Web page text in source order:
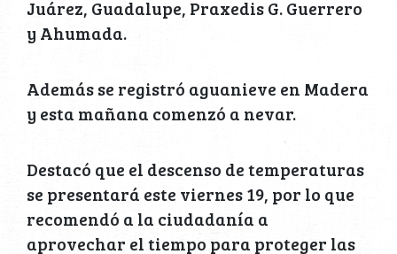
Juárez, Guadalupe, Praxedis G. Guerrero
y Ahumada.
Además se registró aguanieve en Madera
y esta mañana comenzó a nevar.
Destacó que el descenso de temperaturas
se presentará este viernes 19, por lo que
recomendó a la ciudadanía a
aprovechar el tiempo para proteger las